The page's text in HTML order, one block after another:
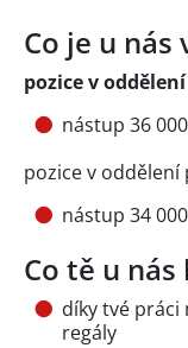
Co je u nás
pozice v
nástup 36
pozice v
nástup 34
Co tě u
díky tvé práci
regály